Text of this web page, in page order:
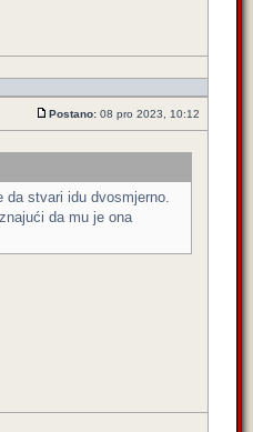
Postano: 08 pro 2023, 10:12
da stvari idu dvosmjerno.
da mu je ona